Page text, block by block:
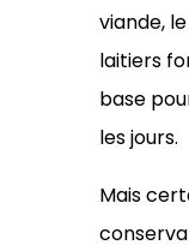
viande,
laitiers
base
les jours.
Mais